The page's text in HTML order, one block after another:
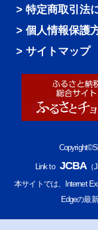
特定商取引法
個人情報保護
サイトマップ
Link to JCBA（
本サイトでは、Internet
Edgeの最